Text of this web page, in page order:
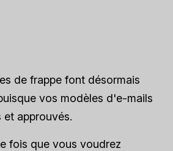
de frappe font désormais
vos modèles d'e-mails
approuvés.
fois que vous voudrez